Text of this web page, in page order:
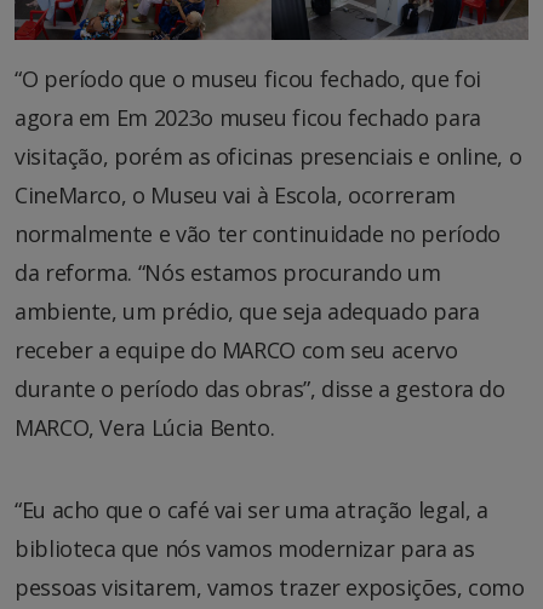
“O período que o museu ficou fechado, que foi
agora em Em 2023o museu ficou fechado para
visitação, porém as oficinas presenciais e online, o
CineMarco, o Museu vai à Escola, ocorreram
normalmente e vão ter continuidade no período
da reforma. “Nós estamos procurando um
ambiente, um prédio, que seja adequado para
receber a equipe do MARCO com seu acervo
durante o período das obras”, disse a gestora do
MARCO, Vera Lúcia Bento.
“Eu acho que o café vai ser uma atração legal, a
biblioteca que nós vamos modernizar para as
pessoas visitarem, vamos trazer exposições, como